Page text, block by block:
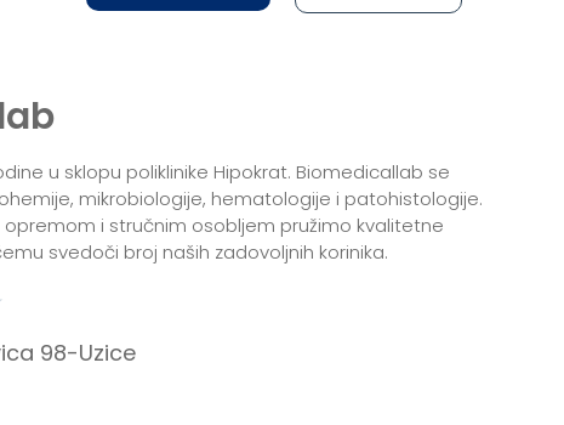
u sklopu poliklinike Hipokrat. Biomedicallab se
mikrobiologije, hematologije i patohistologije.
i stručnim osobljem pružimo kvalitetne
svedoči broj naših zadovoljnih korinika.
98-Uzice